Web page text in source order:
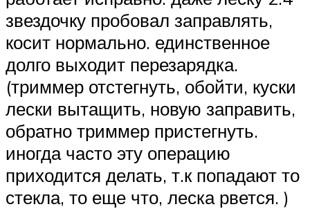
звездочку пробовал заправлять,
косит нормально. единственное
долго выходит перезарядка.
(триммер отстегнуть, обойти, куски
лески вытащить, новую заправить,
обратно триммер пристегнуть.
иногда часто эту операцию
приходится делать, т.к попадают то
стекла, то еще что, леска рвется. )